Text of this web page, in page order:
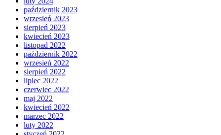
październik 2023
wrzesień 2023
sierpień 2023
kwiecień 2023
listopad 2022
październik 2022
wrzesień 2022
sierpień 2022
lipiec 2022
czerwiec 2022
maj 2022
kwiecień 2022
marzec 2022
luty 2022